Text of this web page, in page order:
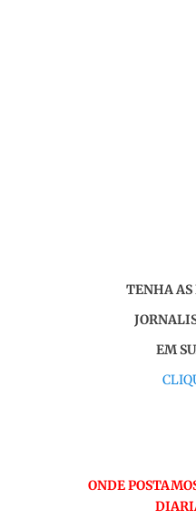
TENHA AS
EM
ONDE